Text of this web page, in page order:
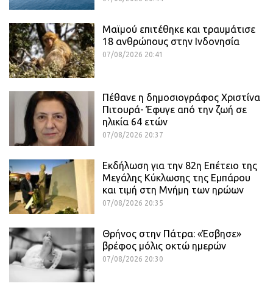
Μαϊμού επιτέθηκε και τραυμάτισε
18 ανθρώπους στην Ινδονησία
07/08/2026 20:41
Πέθανε η δημοσιογράφος Χριστίνα
Πιτουρά- Έφυγε από την ζωή σε
ηλικία 64 ετών
07/08/2026 20:37
Εκδήλωση για την 82η Επέτειο της
Μεγάλης Κύκλωσης της Εμπάρου
και τιμή στη Μνήμη των ηρώων
07/08/2026 20:35
Θρήνος στην Πάτρα: «Έσβησε»
βρέφος μόλις οκτώ ημερών
07/08/2026 20:30